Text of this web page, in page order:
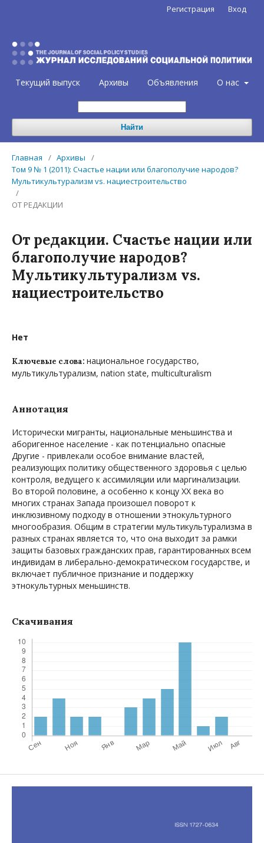
Текущий выпуск Архивы Объявления О нас
Найти
Регистрация Вход
Главная / Архивы
/
Том 9 № 1 (2011): Счастье нации или благополучие народов?
Мультикультурализм vs. нациестроительство
/
ОТ РЕДАКЦИИ
От редакции. Счастье нации или
благополучие народов?
Мультикультурализм vs.
нациестроительство
Нет
Ключевые слова: национальное государство,
мультикультурализм, nation state, multiculturalism
Аннотация
Исторически мигранты, национальные меньшинства и
аборигенное население - как потенциально опасные
Другие - привлекали особое внимание властей,
реализующих политику общественного здоровья с целью
контроля, ведущего к ассимиляции или маргинализации.
Во второй половине, а особенно к концу ХХ века во
многих странах Запада произошел поворот к
инклюзивному подходу в отношении этнокультурного
многообразия. Общим в стратегии мультикультурализма в
разных странах является то, что она выходит за рамки
защиты базовых гражданских прав, гарантированных всем
индивидам в либерально-демократическом государстве, и
включает публичное признание и поддержку
этнокультурных меньшинств.
Скачивания